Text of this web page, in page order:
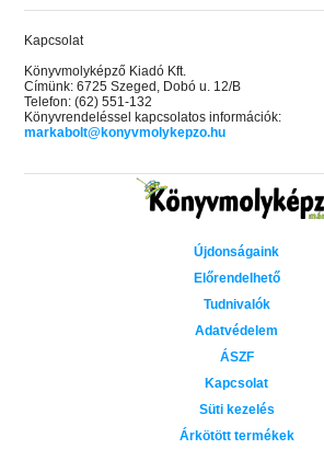
Grace and Glory - Kegyelem és
dicsőség (Az Előhírnök-trilógia
Különleges éldekorált kiadás!
Kapcsolat
Könyvmolyképző Kiadó Kft.
Címünk: 6725 Szeged, Dobó u. 12/B
Telefon: (62) 551-132
Könyvrendeléssel kapcsolatos információk:
markabolt@konyvmolykepzo.hu
Újdonságaink
Előrendelhető
Tudnivalók
Adatvédelem
ÁSZF
Kapcsolat
Süti kezelés
Árkötött termékek